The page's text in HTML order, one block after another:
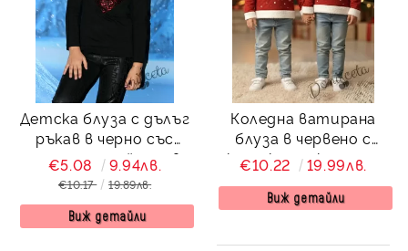
Детска блуза с дълъг
ръкав в черно със
сърце от пайети в
червено
€5.08 9.94лв.
€10.17 19.89лв.
Виж детайли
Коледна ватирана
блуза в червено с
качулка и с коледно
Мини
€10.22 19.99лв.
Виж детайли